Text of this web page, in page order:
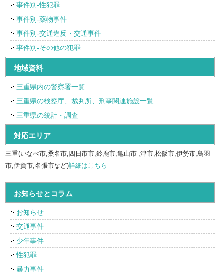
事件別-性犯罪
事件別-薬物事件
事件別-交通違反・交通事件
事件別-その他の犯罪
地域資料
三重県内の警察署一覧
三重県の検察庁、裁判所、刑事関連施設一覧
三重県の統計・調査
対応エリア
三重(いなべ市,桑名市,四日市市,鈴鹿市,亀山市 ,津市,松阪市,伊勢市,鳥羽
市,伊賀市,名張市など)詳細はこちら
お知らせとコラム
お知らせ
交通事件
少年事件
性犯罪
暴力事件